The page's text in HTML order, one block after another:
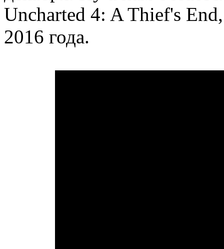
Uncharted 4: A Thief's End,
2016 года.